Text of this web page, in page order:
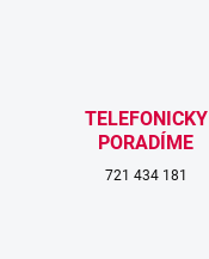
TELEFONICKY
PORADÍME
721 434 181